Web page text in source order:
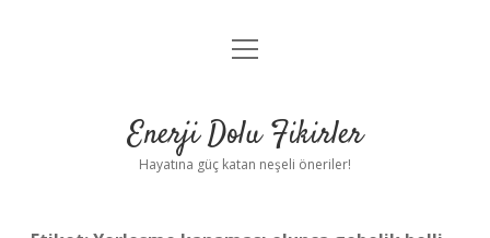
Anasayfa
Yasal Uyarı
menüyü
Enerji Dolu Fikirler
Hayatına güç katan neşeli öneriler!